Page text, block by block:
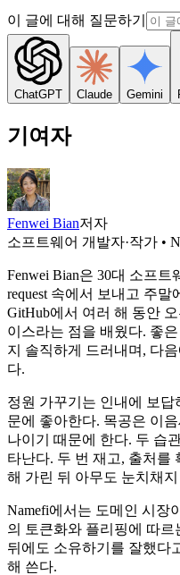
이 글에 대해 질문하기
ChatGPT Claude Gemini
기여자
Fenwei Bian저자
소프트웨어 개발자·작가 •
Fenwei Bian은 30대 소프
request 속에서 보내고 주
GitHub에서 여러 해 동안
이스라는 점을 배웠다. 좋
지 솔직하게 드러내며, 다
다.
정원 가꾸기는 인내에 보
문에 좋아한다. 목공은 이
나이기 때문에 한다. 두 습
타난다. 두 번 재고, 출처를
해 가린 뒤 아무도 눈치채
Namefi에서는 도메인 시장
의 토큰화와 플리핑에 따르
뒤에도 소유하기를 잘했다
해 쓴다.